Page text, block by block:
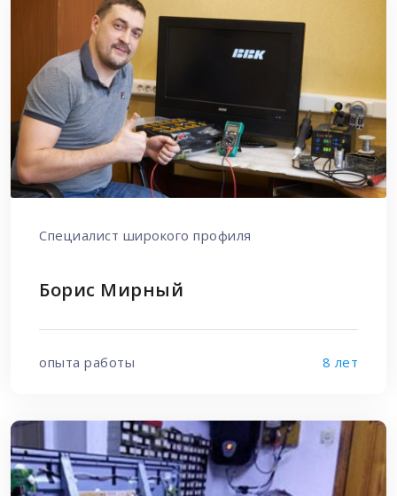
Специалист широкого профиля
Борис Мирный
опыта работы 8 лет